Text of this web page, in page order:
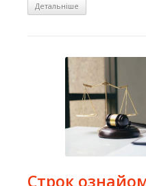
Детальніше
Строк